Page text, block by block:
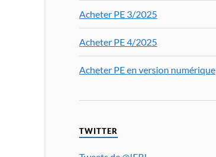
Acheter PE 3/2025
Acheter PE 4/2025
Acheter PE en version numérique
TWITTER